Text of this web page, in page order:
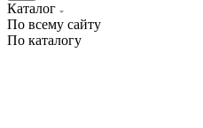
Каталог
По всему сайту
По каталогу